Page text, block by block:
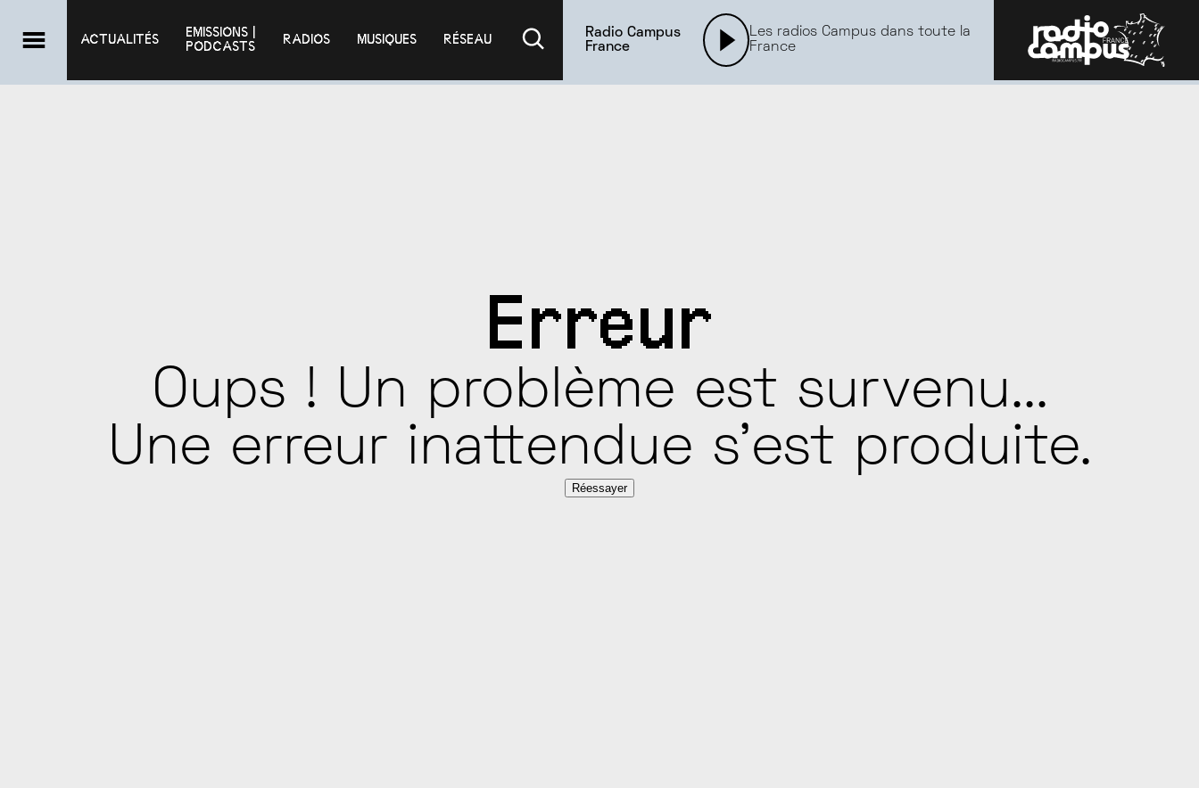
ACTUALITÉS
EMISSIONS |
PODCASTS
RADIOS MUSIQUES RÉSEAU
Radio Campus
France
Les radios Campus dans toute la
France
Erreur
Oups ! Un problème est survenu...
Une erreur inattendue s'est produite.
Réessayer